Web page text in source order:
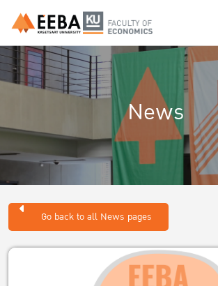
News
Go back to all News pages